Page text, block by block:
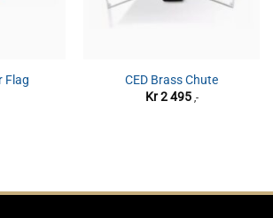
Flag
CED Brass Chute
Kr2 495 ,-